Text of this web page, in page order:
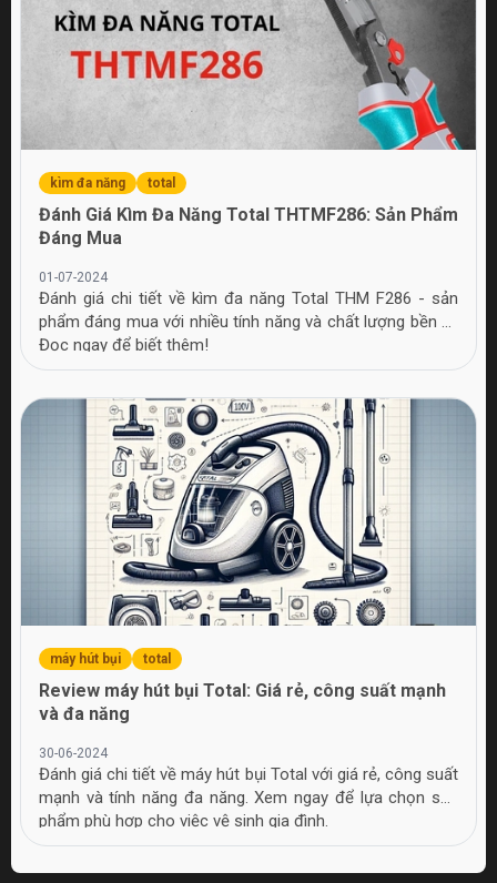
kìm đa năng total
Đánh Giá Kìm Đa Năng Total THTMF286: Sản Phẩm
Đáng Mua
01-07-2024
Đánh giá chi tiết về kìm đa năng Total THM F286 - sản
phẩm đáng mua với nhiều tính năng và chất lượng bền bỉ.
Đọc ngay để biết thêm!
máy hút bụi total
Review máy hút bụi Total: Giá rẻ, công suất mạnh
và đa năng
30-06-2024
Đánh giá chi tiết về máy hút bụi Total với giá rẻ, công suất
mạnh và tính năng đa năng. Xem ngay để lựa chọn sản
phẩm phù hợp cho việc vệ sinh gia đình.